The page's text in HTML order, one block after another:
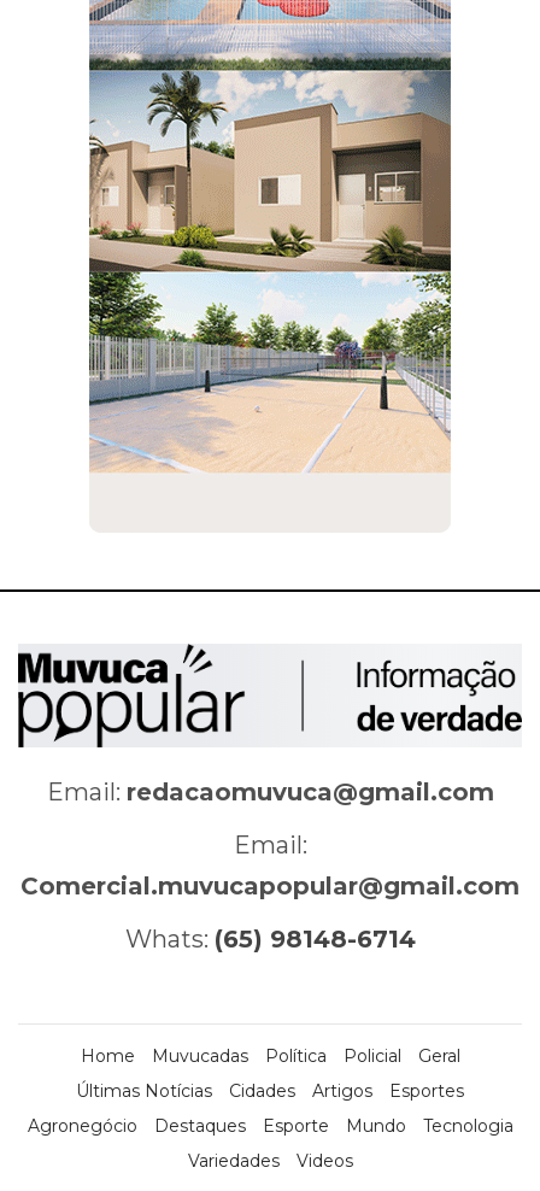
Email: redacaomuvuca@gmail.com
Email:
Comercial.muvucapopular@gmail.com
Whats: (65) 98148-6714
Home Muvucadas Política Policial
Geral
Últimas Notícias
Cidades Artigos
Esportes
Agronegócio
Destaques Esporte Mundo
Tecnologia
Variedades
Videos